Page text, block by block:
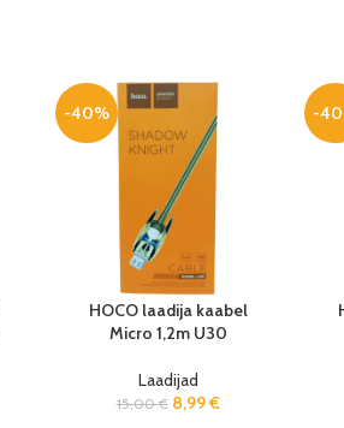
-40%
HOCO laadija kaabel
Micro 1,2m U30
Laadijad
15,00€ 8,99€
-